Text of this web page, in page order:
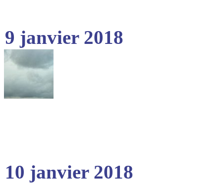
9 janvier 2018
10 janvier 2018